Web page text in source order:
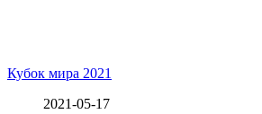
Кубок мира 2021
2021-05-17